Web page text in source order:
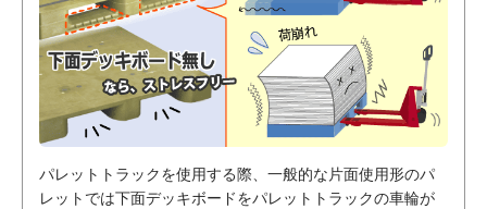
パレットトラックを使用する際、一般的な片面使用形のパ
レットでは下面デッキボードをパレットトラックの車輪が